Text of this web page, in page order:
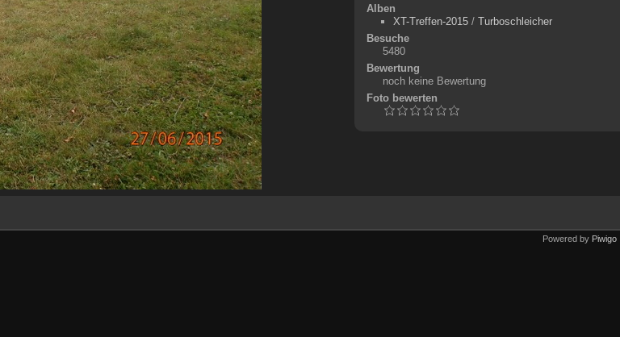
Alben
XT-Treffen-2015/ Turboschleicher
Besuche
5480
Bewertung
noch keine Bewertung
Foto bewerten
Powered by Piwigo